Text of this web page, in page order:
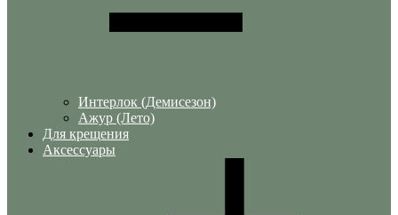
Интерлок (Демисезон)
Ажур (Лето)
Для крещения
Аксессуары